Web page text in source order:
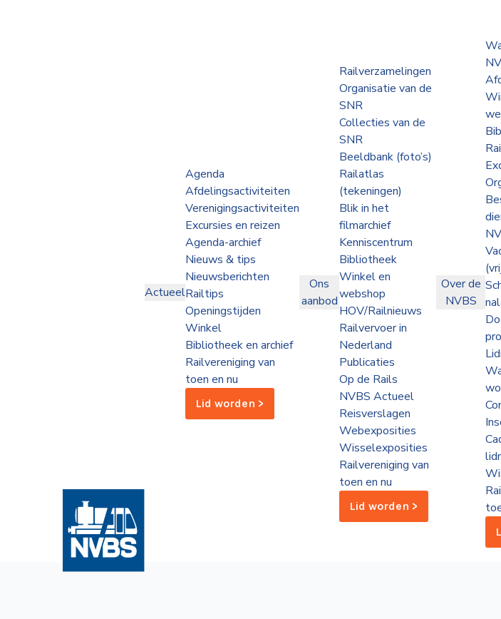
Actueel
Agenda
Afdelingsactiviteiten
Verenigingsactiviteiten
Excursies en reizen
Agenda-archief
Nieuws & tips
Nieuwsberichten
Railtips
Openingstijden
Winkel
Bibliotheek en archief
Railvereniging van
toen en nu
Lid worden >
Ons
aanbod
Railverzamelingen
Organisatie van de
SNR
Collecties van de
SNR
Beeldbank (foto’s)
Railatlas
(tekeningen)
Blik in het
filmarchief
Kenniscentrum
Bibliotheek
Winkel en
webshop
HOV/Railnieuws
Railvervoer in
Nederland
Publicaties
Op de Rails
NVBS Actueel
Reisverslagen
Webexposities
Wisselexposities
Railvereniging van
toen en nu
Lid worden >
Over de
NVBS